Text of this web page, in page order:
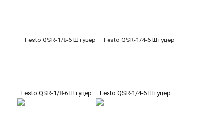
Festo QSR-1/8-6 Штуцер Festo QSR-1/4-6 Штуцер